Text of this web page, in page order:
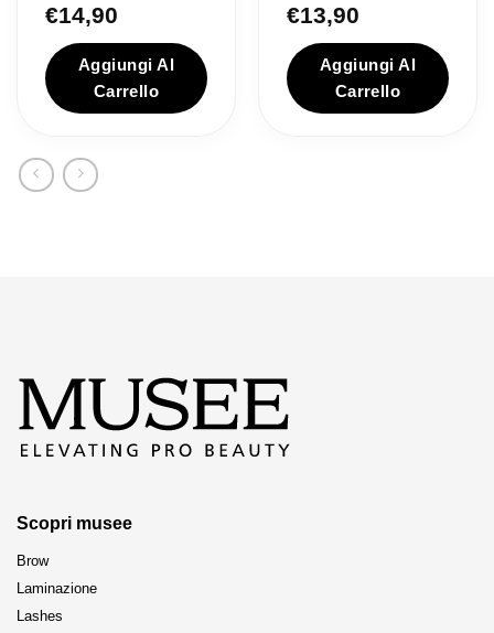
€14,90
Aggiungi Al
Carrello
€13,90
Aggiungi Al
Carrello
Scopri musee
Brow
Laminazione
Lashes